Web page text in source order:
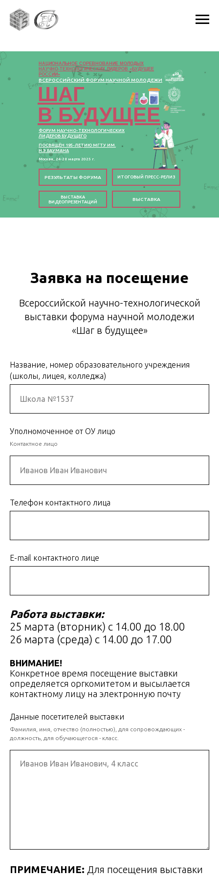
ВСЕРОССИЙСКИЙ ФОРУМ НАУЧНОЙ МОЛОДЕЖИ
ШАГ
В БУДУЩЕЕ
ФОРУМ НАУЧНО-ТЕХНОЛОГИЧЕСКИХ
ЛИДЕРОВ БУДУЩЕГО
Москва, 24-28 марта 2025 г.
ПОСВЯЩЁН 195-ЛЕТИЮ МГТУ ИМ.
Н.Э.БАУМАНА
РЕЗУЛЬТАТЫ ФОРУМА ИТОГОВЫЙ ПРЕСС-РЕЛИЗ
ВЫСТАВКА
ВИДЕОПРЕЗЕНТАЦИЙ
ВЫСТАВКА
НАЦИОНАЛЬНОЕ СОРЕВНОВАНИЕ МОЛОДЫХ
НАУЧНО-ТЕХНОЛОГИЧЕСКИХ ЛИДЕРОВ «БУДУЩЕЕ
РОССИИ»
Заявка на посещение
Всероссийской научно-технологической
выставки форума научной молодежи
«Шаг в будущее»
Название, номер образовательного учреждения
(школы, лицея, колледжа)
Уполномоченное от ОУ лицо
Контактное лицо
Телефон контактного лица
E-mail контактного лице
Работа выставки:
25 марта (вторник) с 14.00 до 18.00
26 марта (среда) с 14.00 до 17.00
ВНИМАНИЕ!
Конкретное время посещение выставки
определяется оргкомитетом и высылается
контактному лицу на электронную почту
Данные посетителей выставки
Фамилия, имя, отчество (полностью), для сопровождающих -
должность, для обучающегося - класс.
ПРИМЕЧАНИЕ: Для посещения выставки